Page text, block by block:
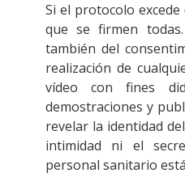
Si el protocolo
que se firmen
también del
realización de
vídeo con fines
demostraciones y
revelar la identidad
intimidad ni el
personal sanitario